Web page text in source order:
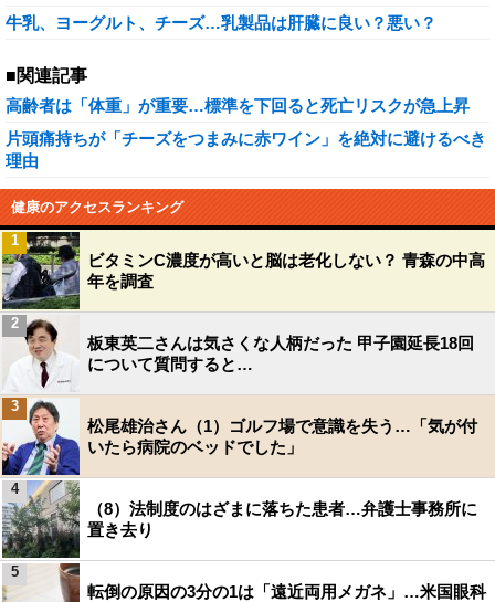
牛乳、ヨーグルト、チーズ…乳製品は肝臓に良い？悪い？
■関連記事
高齢者は「体重」が重要…標準を下回ると死亡リスクが急上昇
片頭痛持ちが「チーズをつまみに赤ワイン」を絶対に避けるべき
理由
健康のアクセスランキング
ビタミンC濃度が高いと脳は老化しない？ 青森の中高
年を調査
1
板東英二さんは気さくな人柄だった 甲子園延長18回
について質問すると…
2
松尾雄治さん（1）ゴルフ場で意識を失う…「気が付
いたら病院のベッドでした」
3
（8）法制度のはざまに落ちた患者…弁護士事務所に
置き去り
4
転倒の原因の3分の1は「遠近両用メガネ」…米国眼科
5